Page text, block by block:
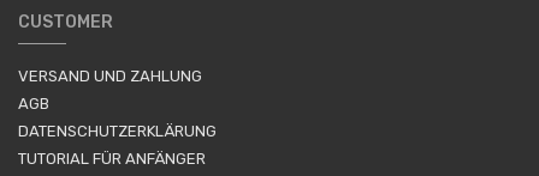
CUSTOMER
VERSAND UND ZAHLUNG
AGB
DATENSCHUTZERKLÄRUNG
TUTORIAL FÜR ANFÄNGER